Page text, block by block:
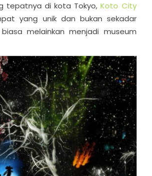
tepatnya di kota Tokyo,Koto City
yang unik dan bukan sekadar
melainkan menjadi museum